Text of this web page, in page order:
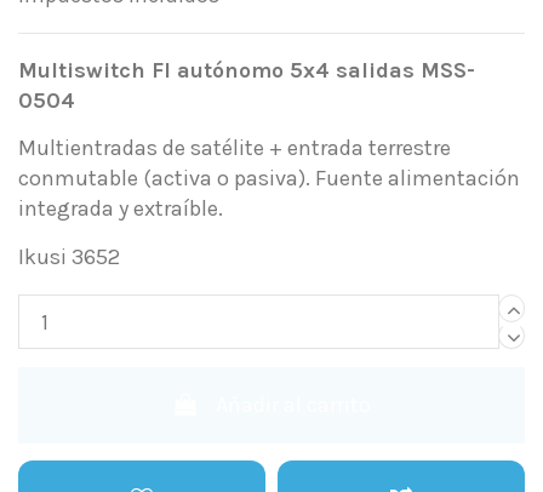
Multiswitch FI autónomo 5x4 salidas MSS-
0504
Multientradas de satélite + entrada terrestre
conmutable (activa o pasiva). Fuente alimentación
integrada y extraíble.
Ikusi 3652